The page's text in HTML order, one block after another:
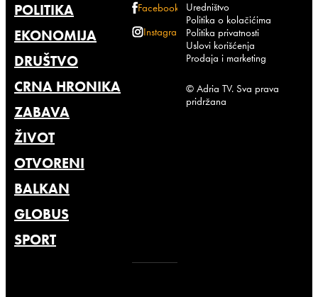
POLITIKA
EKONOMIJA
DRUŠTVO
CRNA HRONIKA
ZABAVA
ŽIVOT
OTVORENI
BALKAN
GLOBUS
SPORT
Facebook
Instagram
Uredništvo
Politika o kolačićima
Politika privatnosti
Uslovi korišćenja
Prodaja i marketing
© Adria TV. Sva prava
pridržana